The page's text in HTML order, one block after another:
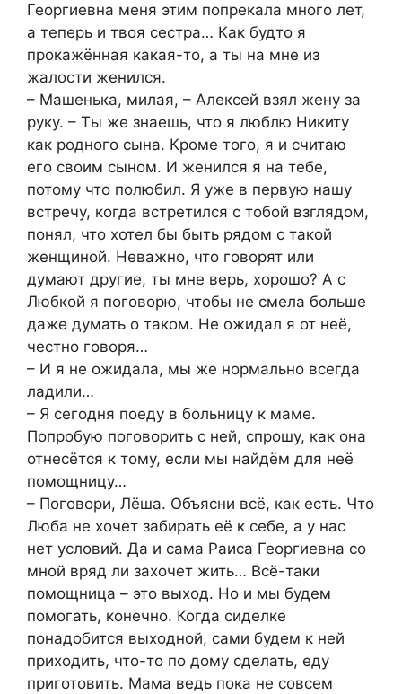
Георгиевна меня этим попрекала много лет,
а теперь и твоя сестра… Как будто я
прокажённая какая-то, а ты на мне из
жалости женился.
– Машенька, милая, – Алексей взял жену за
руку. – Ты же знаешь, что я люблю Никиту
как родного сына. Кроме того, я и считаю
его своим сыном. И женился я на тебе,
потому что полюбил. Я уже в первую нашу
встречу, когда встретился с тобой взглядом,
понял, что хотел бы быть рядом с такой
женщиной. Неважно, что говорят или
думают другие, ты мне верь, хорошо? А с
Любкой я поговорю, чтобы не смела больше
даже думать о таком. Не ожидал я от неё,
честно говоря…
– И я не ожидала, мы же нормально всегда
ладили…
– Я сегодня поеду в больницу к маме.
Попробую поговорить с ней, спрошу, как она
отнесётся к тому, если мы найдём для неё
помощницу…
– Поговори, Лёша. Объясни всё, как есть. Что
Люба не хочет забирать её к себе, а у нас
нет условий. Да и сама Раиса Георгиевна со
мной вряд ли захочет жить… Всё-таки
помощница – это выход. Но и мы будем
помогать, конечно. Когда сиделке
понадобится выходной, сами будем к ней
приходить, что-то по дому сделать, еду
приготовить. Мама ведь пока не совсем